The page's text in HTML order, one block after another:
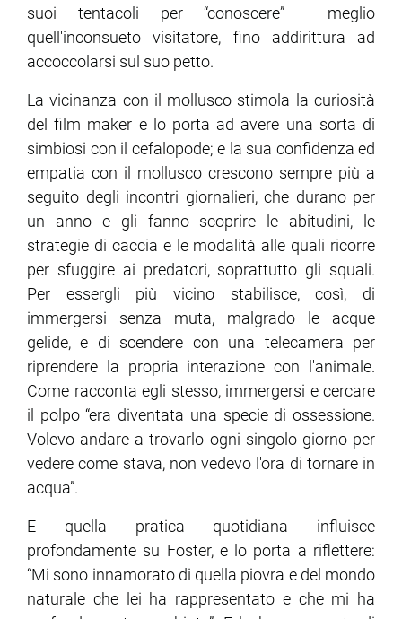
suoi tentacoli per “conoscere” meglio
quell'inconsueto visitatore, fino addirittura ad
accoccolarsi sul suo petto.
La vicinanza con il mollusco stimola la curiosità
del film maker e lo porta ad avere una sorta di
simbiosi con il cefalopode; e la sua confidenza ed
empatia con il mollusco crescono sempre più a
seguito degli incontri giornalieri, che durano per
un anno e gli fanno scoprire le abitudini, le
strategie di caccia e le modalità alle quali ricorre
per sfuggire ai predatori, soprattutto gli squali.
Per essergli più vicino stabilisce, così, di
immergersi senza muta, malgrado le acque
gelide, e di scendere con una telecamera per
riprendere la propria interazione con l'animale.
Come racconta egli stesso, immergersi e cercare
il polpo “era diventata una specie di ossessione.
Volevo andare a trovarlo ogni singolo giorno per
vedere come stava, non vedevo l'ora di tornare in
acqua”.
E quella pratica quotidiana influisce
profondamente su Foster, e lo porta a riflettere:
“Mi sono innamorato di quella piovra e del mondo
naturale che lei ha rappresentato e che mi ha